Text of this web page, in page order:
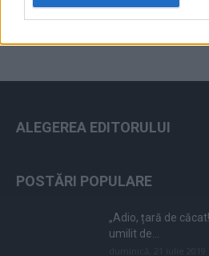
ALEGEREA EDITORULUI
POSTĂRI POPULARE
„Adio, țară de
umilit de...